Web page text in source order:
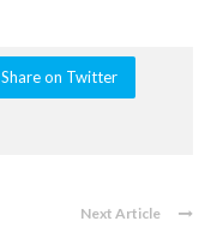
Share on Twitter
Next Article